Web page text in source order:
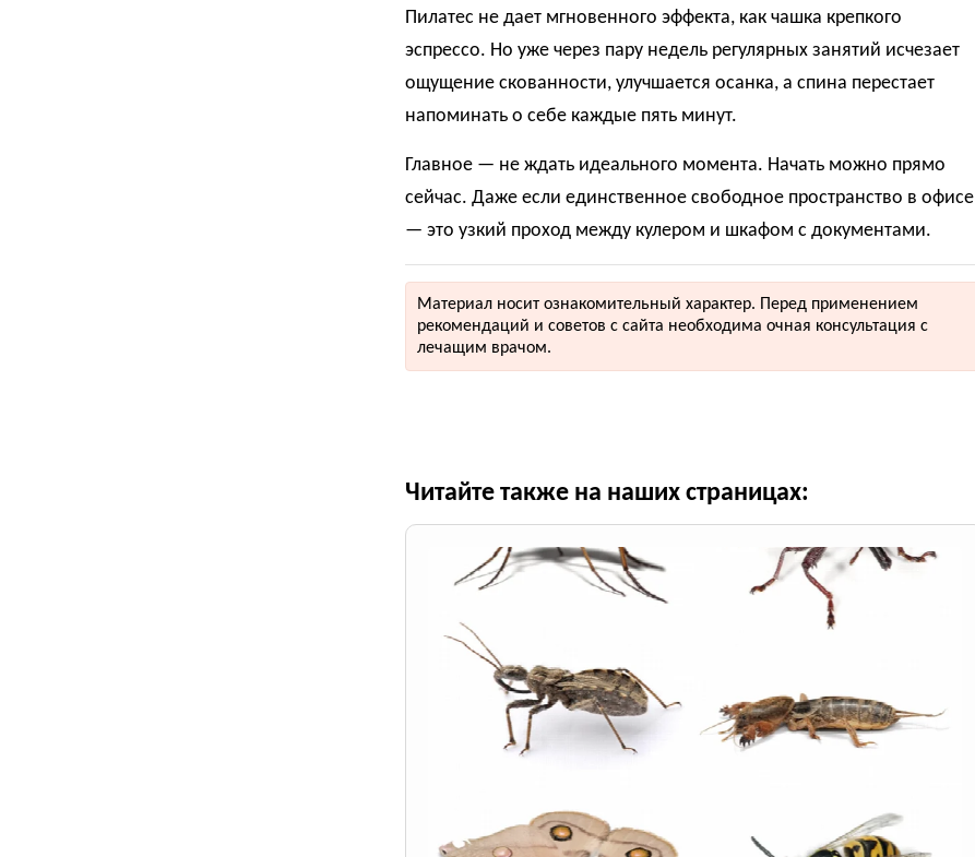
Пилатес не дает мгновенного эффекта, как чашка крепкого
эспрессо. Но уже через пару недель регулярных занятий исчезает
ощущение скованности, улучшается осанка, а спина перестает
напоминать о себе каждые пять минут.
Главное — не ждать идеального момента. Начать можно прямо
сейчас. Даже если единственное свободное пространство в офисе
— это узкий проход между кулером и шкафом с документами.
Материал носит ознакомительный характер. Перед применением
рекомендаций и советов с сайта необходима очная консультация с
лечащим врачом.
Читайте также на наших страницах: